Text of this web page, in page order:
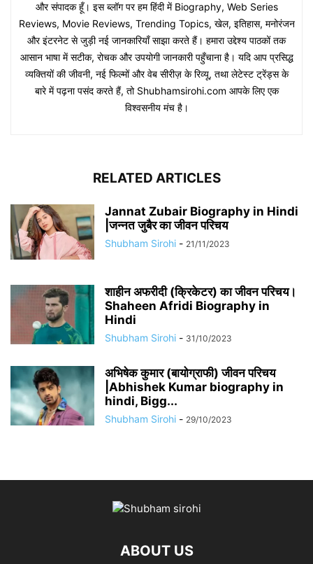
और संपादक हूँ। इस ब्लॉग पर हम हिंदी में Biography, Web Series
Reviews, Movie Reviews, Trending Topics, खेल, इतिहास, मनोरंजन
और इंटरनेट से जुड़ी नई जानकारियाँ साझा करते हैं। हमारा उद्देश्य पाठकों तक
आसान भाषा में सटीक, रोचक और उपयोगी जानकारी पहुँचाना है। यदि आप प्रसिद्ध
व्यक्तियों की जीवनी, नई फिल्मों और वेब सीरीज़ के रिव्यू, तथा लेटेस्ट ट्रेंड्स के
बारे में पढ़ना पसंद करते हैं, तो Shubhamsirohi.com आपके लिए एक
विश्वसनीय मंच है।
RELATED ARTICLES
Jannat Zubair Biography in Hindi
|जन्नत जुबैर का जीवन परिचय
Shubham Sirohi - 21/11/2023
शाहीन अफरीदी (क्रिकेटर) का जीवन परिचय।
Shaheen Afridi Biography in
Hindi
Shubham Sirohi - 31/10/2023
अभिषेक कुमार (बायोग्राफी) जीवन परिचय
|Abhishek Kumar biography in
hindi, Bigg...
Shubham Sirohi - 29/10/2023
ABOUT US